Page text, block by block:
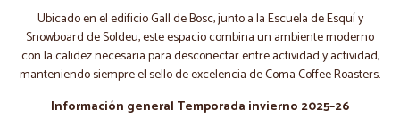
Ubicado en el edificio Gall de Bosc, junto a la Escuela de Esquí y
Snowboard de Soldeu, este espacio combina un ambiente moderno
con la calidez necesaria para desconectar entre actividad y actividad,
manteniendo siempre el sello de excelencia de Coma Coffee Roasters.
Información general Temporada invierno 2025–26